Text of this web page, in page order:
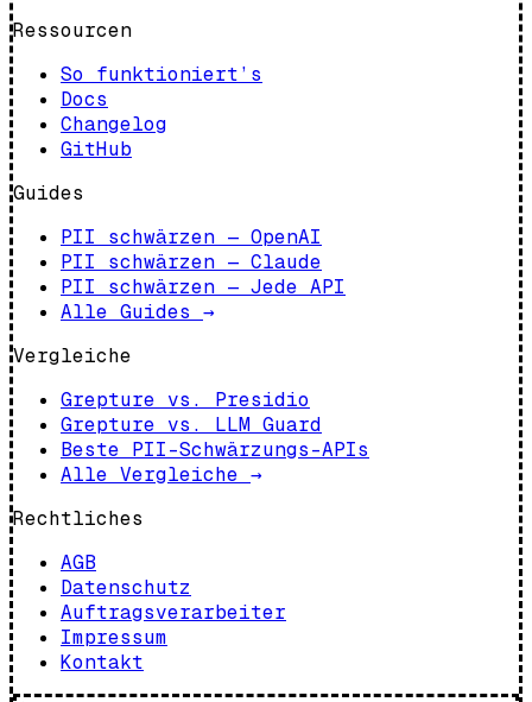
Ressourcen
So funktioniert’s
Docs
Changelog
GitHub
Guides
PII schwärzen — OpenAI
PII schwärzen — Claude
PII schwärzen — Jede API
Alle Guides →
Vergleiche
Grepture vs. Presidio
Grepture vs. LLM Guard
Beste PII-Schwärzungs-APIs
Alle Vergleiche →
Rechtliches
AGB
Datenschutz
Auftragsverarbeiter
Impressum
Kontakt